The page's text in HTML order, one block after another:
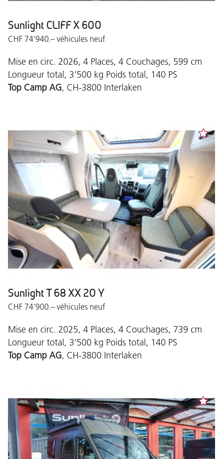
Sunlight CLIFF X 600
CHF 74'940.– véhicules neuf
Mise en circ. 2026, 4 Places, 4 Couchages, 599 cm
Longueur total, 3'500 kg Poids total, 140 PS
Top Camp AG, CH-3800 Interlaken
Sunlight T 68 XX 20 Y
CHF 74'900.– véhicules neuf
Mise en circ. 2025, 4 Places, 4 Couchages, 739 cm
Longueur total, 3'500 kg Poids total, 140 PS
Top Camp AG, CH-3800 Interlaken